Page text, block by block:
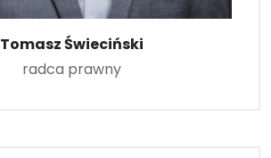
Tomasz Świeciński
radca prawny